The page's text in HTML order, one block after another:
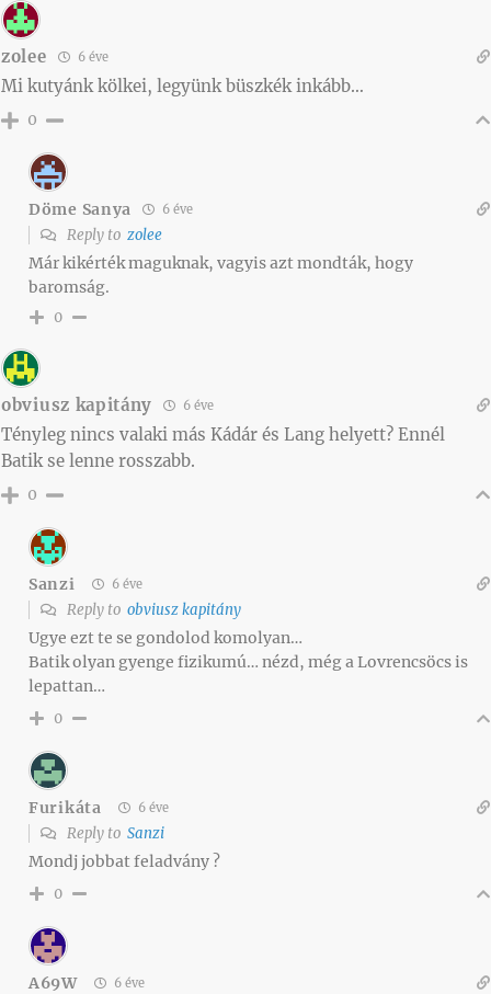
zolee 6 éve
Mi kutyánk kölkei, legyünk büszkék inkább…
0
Döme Sanya 6 éve
Reply to zolee
Már kikérték maguknak, vagyis azt mondták, hogy
baromság.
0
obviusz kapitány 6 éve
Tényleg nincs valaki más Kádár és Lang helyett? Ennél
Batik se lenne rosszabb.
0
Sanzi 6 éve
Reply to obviusz kapitány
Ugye ezt te se gondolod komolyan…
Batik olyan gyenge fizikumú… nézd, még a Lovrencsöcs is
lepattan…
0
Furikáta 6 éve
Reply to Sanzi
Mondj jobbat feladvány ?
0
A69W 6 éve